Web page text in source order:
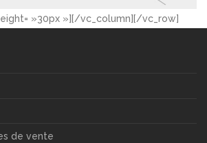
»30px »][/vc_column][/vc_row]
de vente